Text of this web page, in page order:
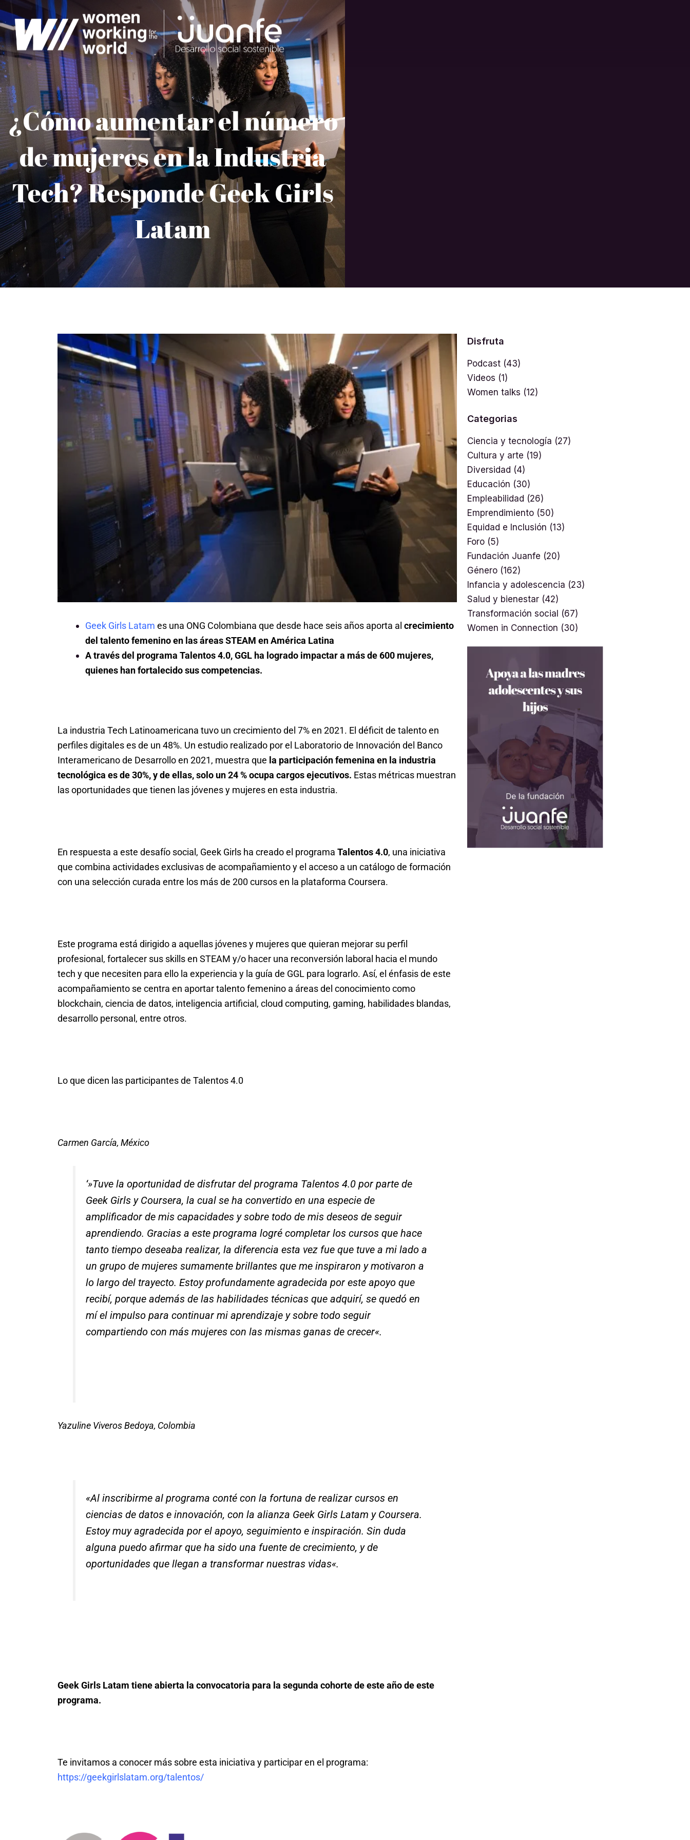
Ir
al
contenido
¿Cómo aumentar el número
de mujeres en la Industria
Tech? Responde Geek Girls
Latam
Geek Girls Latam es una ONG Colombiana que desde hace seis años aporta al crecimiento
del talento femenino en las áreas STEAM en América Latina
A través del programa Talentos 4.0, GGL ha logrado impactar a más de 600 mujeres,
quienes han fortalecido sus competencias.
La industria Tech Latinoamericana tuvo un crecimiento del 7% en 2021. El déficit de talento en
perfiles digitales es de un 48%. Un estudio realizado por el Laboratorio de Innovación del Banco
Interamericano de Desarrollo en 2021, muestra que la participación femenina en la industria
tecnológica es de 30%, y de ellas, solo un 24 % ocupa cargos ejecutivos. Estas métricas muestran
las oportunidades que tienen las jóvenes y mujeres en esta industria.
En respuesta a este desafío social, Geek Girls ha creado el programa Talentos 4.0, una iniciativa
que combina actividades exclusivas de acompañamiento y el acceso a un catálogo de formación
con una selección curada entre los más de 200 cursos en la plataforma Coursera.
Este programa está dirigido a aquellas jóvenes y mujeres que quieran mejorar su perfil
profesional, fortalecer sus skills en STEAM y/o hacer una reconversión laboral hacia el mundo
tech y que necesiten para ello la experiencia y la guía de GGL para lograrlo. Así, el énfasis de este
acompañamiento se centra en aportar talento femenino a áreas del conocimiento como
blockchain, ciencia de datos, inteligencia artificial, cloud computing, gaming, habilidades blandas,
desarrollo personal, entre otros.
Lo que dicen las participantes de Talentos 4.0
Carmen García, México
‘»Tuve la oportunidad de disfrutar del programa Talentos 4.0 por parte de
Geek Girls y Coursera, la cual se ha convertido en una especie de
amplificador de mis capacidades y sobre todo de mis deseos de seguir
aprendiendo. Gracias a este programa logré completar los cursos que hace
tanto tiempo deseaba realizar, la diferencia esta vez fue que tuve a mi lado a
un grupo de mujeres sumamente brillantes que me inspiraron y motivaron a
lo largo del trayecto. Estoy profundamente agradecida por este apoyo que
recibí, porque además de las habilidades técnicas que adquirí, se quedó en
mí el impulso para continuar mi aprendizaje y sobre todo seguir
compartiendo con más mujeres con las mismas ganas de crecer«.
Yazuline Viveros Bedoya, Colombia
«Al inscribirme al programa conté con la fortuna de realizar cursos en
ciencias de datos e innovación, con la alianza Geek Girls Latam y Coursera.
Estoy muy agradecida por el apoyo, seguimiento e inspiración. Sin duda
alguna puedo afirmar que ha sido una fuente de crecimiento, y de
oportunidades que llegan a transformar nuestras vidas«.
Geek Girls Latam tiene abierta la convocatoria para la segunda cohorte de este año de este
programa.
Te invitamos a conocer más sobre esta iniciativa y participar en el programa:
https://geekgirlslatam.org/talentos/
Disfruta
Podcast (43)
Videos (1)
Women talks (12)
Categorias
Ciencia y tecnología (27)
Cultura y arte (19)
Diversidad (4)
Educación (30)
Empleabilidad (26)
Emprendimiento (50)
Equidad e Inclusión (13)
Foro (5)
Fundación Juanfe (20)
Género (162)
Infancia y adolescencia (23)
Salud y bienestar (42)
Transformación social (67)
Women in Connection (30)